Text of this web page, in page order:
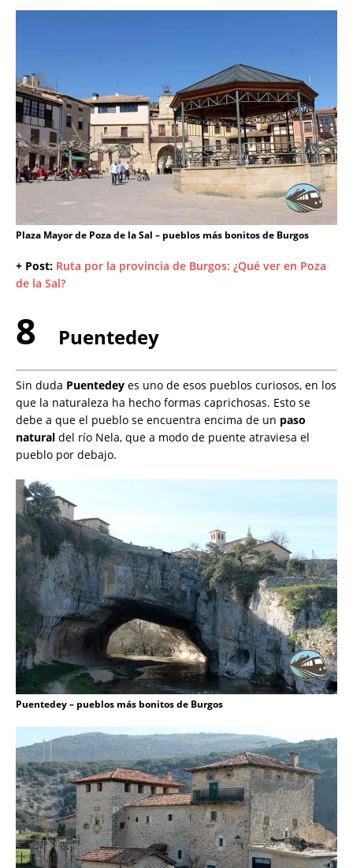
Plaza Mayor de Poza de la Sal – pueblos más bonitos de Burgos
+ Post: Ruta por la provincia de Burgos: ¿Qué ver en Poza
de la Sal?
8 Puentedey
Sin duda Puentedey es uno de esos pueblos curiosos, en los
que la naturaleza ha hecho formas caprichosas. Esto se
debe a que el pueblo se encuentra encima de un paso
natural del río Nela, que a modo de puente atraviesa el
pueblo por debajo.
Puentedey – pueblos más bonitos de Burgos